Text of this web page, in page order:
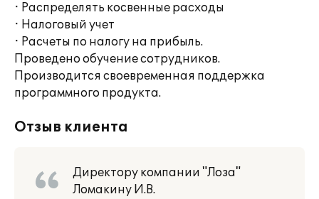
· Распределять косвенные расходы
· Налоговый учет
· Расчеты по налогу на прибыль.
Проведено обучение сотрудников.
Производится своевременная поддержка
программного продукта.
Отзыв клиента
Директору компании "Лоза"
Ломакину И.В.